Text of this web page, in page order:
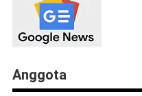
Anggota